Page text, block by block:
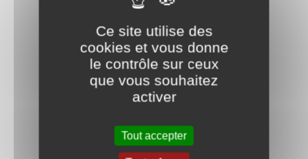
Ce site utilise des
cookies et vous donne
le contrôle sur ceux
que vous souhaitez
activer
Tout accepter